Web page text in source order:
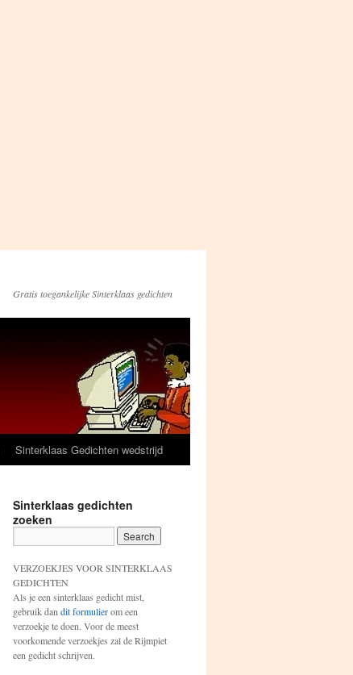
Gratis toegankelijke Sinterklaas gedichten
Sinterklaas Gedichten wedstrijd
Sinterklaas gedichten
zoeken
VERZOEKJES VOOR SINTERKLAAS
GEDICHTEN
Als je een sinterklaas gedicht mist,
gebruik dan dit formulierom een
verzoekje te doen. Voor de meest
voorkomende verzoekjes zal de Rijmpiet
een gedicht schrijven.